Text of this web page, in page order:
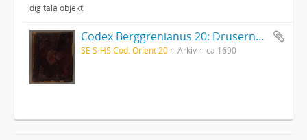
digitala objekt
Codex Berggrenianus 20: Drusernas på Libanon heliga bok
SE S-HS Cod. Orient 20 Arkiv ca 1690